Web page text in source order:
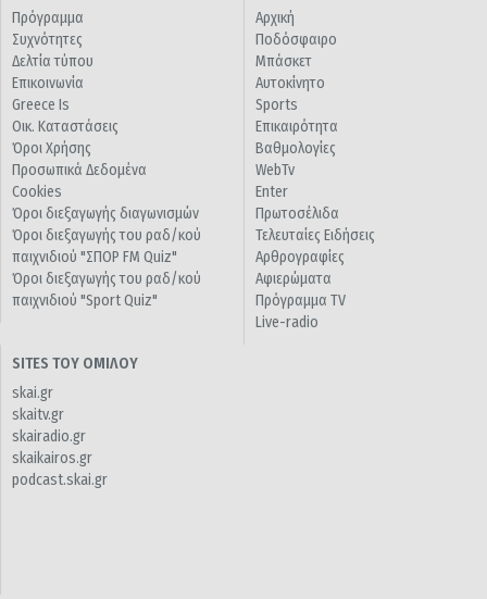
Πρόγραμμα
Συχνότητες
Δελτία τύπου
Επικοινωνία
Greece Is
Οικ. Καταστάσεις
Όροι Χρήσης
Προσωπικά Δεδομένα
Cookies
Όροι διεξαγωγής διαγωνισμών
Όροι διεξαγωγής του ραδ/κού
παιχνιδιού "ΣΠΟΡ FM Quiz"
Όροι διεξαγωγής του ραδ/κού
παιχνιδιού "Sport Quiz"
Αρχική
Ποδόσφαιρο
Μπάσκετ
Αυτοκίνητο
Sports
Επικαιρότητα
Βαθμολογίες
WebTv
Enter
Πρωτοσέλιδα
Τελευταίες Ειδήσεις
Αρθρογραφίες
Αφιερώματα
Πρόγραμμα TV
Live-radio
SITES ΤΟΥ ΟΜΙΛΟΥ
skai.gr
skaitv.gr
skairadio.gr
skaikairos.gr
podcast.skai.gr